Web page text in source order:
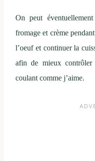
On peut
fromage et crème
l’oeuf et continuer la
afin de mieux
coulant comme j’aime.